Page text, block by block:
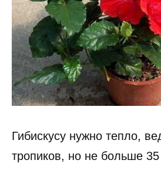
Гибискусу нужно тепло,
тропиков, но не больше 35